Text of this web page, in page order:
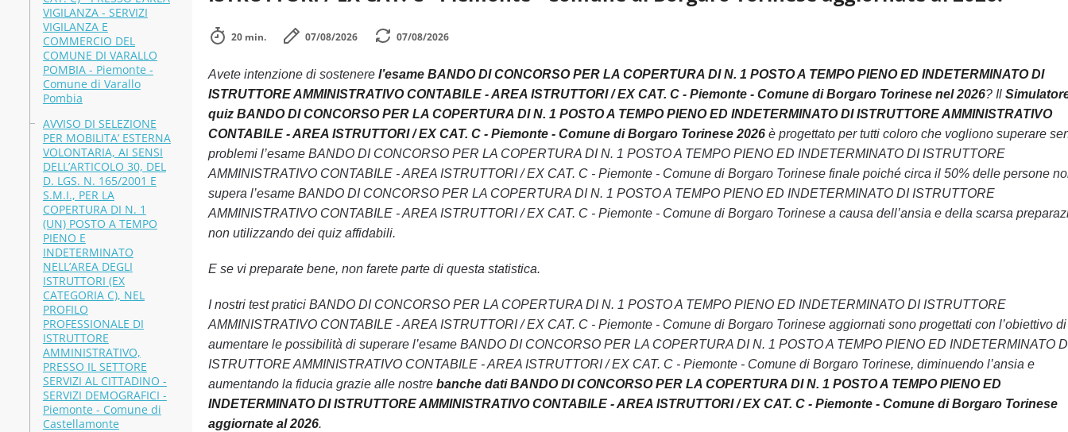
VIGILANZA - SERVIZI
VIGILANZA E
COMMERCIO DEL
COMUNE DI VARALLO
POMBIA - Piemonte -
Comune di Varallo
Pombia
AVVISO DI SELEZIONE
PER MOBILITA’ ESTERNA
VOLONTARIA, AI SENSI
DELL’ARTICOLO 30, DEL
D. LGS. N. 165/2001 E
S.M.I., PER LA
COPERTURA DI N. 1
(UN) POSTO A TEMPO
PIENO E
INDETERMINATO
NELL’AREA DEGLI
ISTRUTTORI (EX
CATEGORIA C), NEL
PROFILO
PROFESSIONALE DI
ISTRUTTORE
AMMINISTRATIVO,
PRESSO IL SETTORE
SERVIZI AL CITTADINO -
SERVIZI DEMOGRAFICI -
Piemonte - Comune di
Castellamonte
20 min. 07/08/2026 07/08/2026
Avete intenzione di sostenere l’esame BANDO DI CONCORSO PER LA COPERTURA DI N. 1 POSTO A TEMPO PIENO ED INDETERMINATO DI
ISTRUTTORE AMMINISTRATIVO CONTABILE - AREA ISTRUTTORI / EX CAT. C - Piemonte - Comune di Borgaro Torinese nel 2026? Il
quiz BANDO DI CONCORSO PER LA COPERTURA DI N. 1 POSTO A TEMPO PIENO ED INDETERMINATO DI ISTRUTTORE AMMINISTRATIVO
CONTABILE - AREA ISTRUTTORI / EX CAT. C - Piemonte - Comune di Borgaro Torinese 2026è progettato per tutti coloro che vogliono superare
problemi l’esame BANDO DI CONCORSO PER LA COPERTURA DI N. 1 POSTO A TEMPO PIENO ED INDETERMINATO DI ISTRUTTORE
AMMINISTRATIVO CONTABILE - AREA ISTRUTTORI / EX CAT. C - Piemonte - Comune di Borgaro Torinese finale poiché circa il 50% delle persone
supera l’esame BANDO DI CONCORSO PER LA COPERTURA DI N. 1 POSTO A TEMPO PIENO ED INDETERMINATO DI ISTRUTTORE
AMMINISTRATIVO CONTABILE - AREA ISTRUTTORI / EX CAT. C - Piemonte - Comune di Borgaro Torinese a causa dell’ansia e della scarsa
non utilizzando dei quiz affidabili.
E se vi preparate bene, non farete parte di questa statistica.
I nostri test pratici BANDO DI CONCORSO PER LA COPERTURA DI N. 1 POSTO A TEMPO PIENO ED INDETERMINATO DI ISTRUTTORE
AMMINISTRATIVO CONTABILE - AREA ISTRUTTORI / EX CAT. C - Piemonte - Comune di Borgaro Torinese aggiornati sono progettati con l’obiettivo di
aumentare le possibilità di superare l’esame BANDO DI CONCORSO PER LA COPERTURA DI N. 1 POSTO A TEMPO PIENO ED INDETERMINATO
ISTRUTTORE AMMINISTRATIVO CONTABILE - AREA ISTRUTTORI / EX CAT. C - Piemonte - Comune di Borgaro Torinese, diminuendo l’ansia e
aumentando la fiducia grazie alle nostre banche dati BANDO DI CONCORSO PER LA COPERTURA DI N. 1 POSTO A TEMPO PIENO ED
INDETERMINATO DI ISTRUTTORE AMMINISTRATIVO CONTABILE - AREA ISTRUTTORI / EX CAT. C - Piemonte - Comune di Borgaro Torinese
aggiornate al 2026.